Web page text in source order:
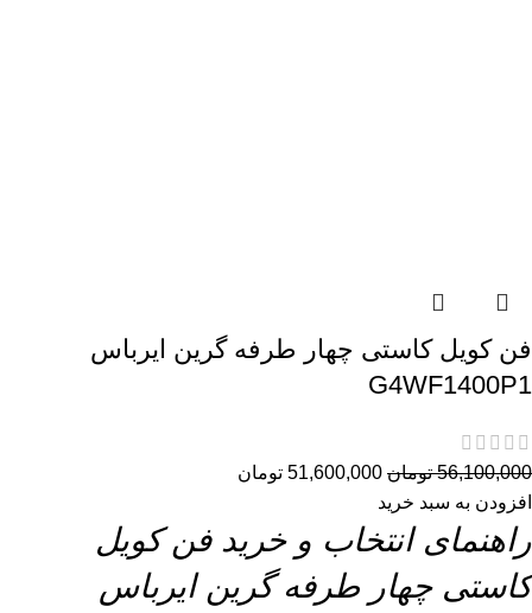
فن کویل کاستی چهار طرفه گرین ایرباس
G4WF1400P1
56,100,000 تومان 51,600,000 تومان
افزودن به سبد خرید
راهنمای انتخاب و خرید فن کویل
کاستی چهار طرفه گرین ایرباس